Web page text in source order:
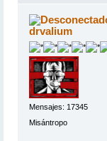
drvalium
Mensajes: 17345
Misántropo